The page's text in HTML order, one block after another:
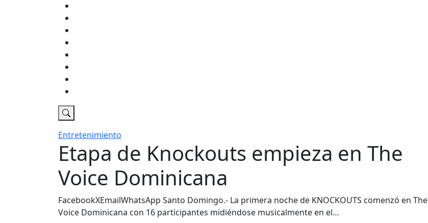
Entretenimiento
Etapa de Knockouts empieza en The
Voice Dominicana
FacebookXEmailWhatsApp Santo Domingo.- La primera noche de KNOCKOUTS comenzó en The
Voice Dominicana con 16 participantes midiéndose musicalmente en el…